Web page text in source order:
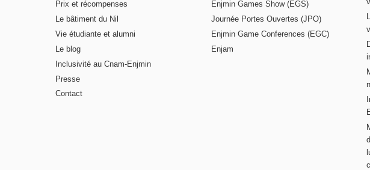
Prix et récompenses
Le bâtiment du Nil
Vie étudiante et alumni
Le blog
Inclusivité au Cnam-Enjmin
Presse
Contact
Enjmin Games Show (EGS)
Journée Portes Ouvertes (JPO)
Enjmin Game Conferences (EGC)
Enjam